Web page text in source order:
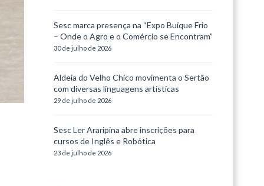
Sesc marca presença na “Expo Buíque Frio
– Onde o Agro e o Comércio se Encontram”
30 de julho de 2026
Aldeia do Velho Chico movimenta o Sertão
com diversas linguagens artísticas
29 de julho de 2026
Sesc Ler Araripina abre inscrições para
cursos de Inglês e Robótica
23 de julho de 2026